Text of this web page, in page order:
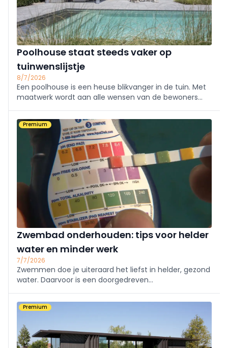
Poolhouse staat steeds vaker op
tuinwenslijstje
8/7/2026
Een poolhouse is een heuse blikvanger in de tuin. Met
maatwerk wordt aan alle wensen van de bewoners
partyhuis of complete wellnessruimte.
Premium
Zwembad onderhouden: tips voor helder
water en minder werk
7/7/2026
Zwemmen doe je uiteraard het liefst in helder, gezond
water. Daarvoor is een doorgedreven
bij komt kijken.
Premium